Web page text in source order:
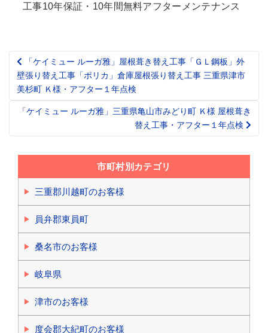
工事10年保証・10年間無料アフターメンテナンス
Post
navigation
「ケイミュー ルーガ雅」屋根葺き替え工事「ＧＬ鋼板」外
壁張り替え工事「ポリカ」倉庫屋根張り替え工事 三重県津市
美杉町 Ｋ様・アフター１年点検
「ケイミュー ルーガ雅」三重県亀山市みどり町 Ｋ様 屋根葺き
替え工事・アフター１年点検
市町村別カテゴリ
三重郡川越町のお客様
員弁郡東員町
桑名市のお客様
岐阜県
津市のお客様
度会郡大紀町のお客様